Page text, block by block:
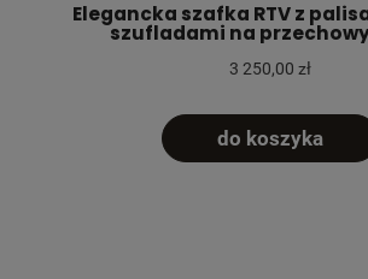
Elegancka szafka RTV z
szufladami na
3 250,00 zł
do koszyka